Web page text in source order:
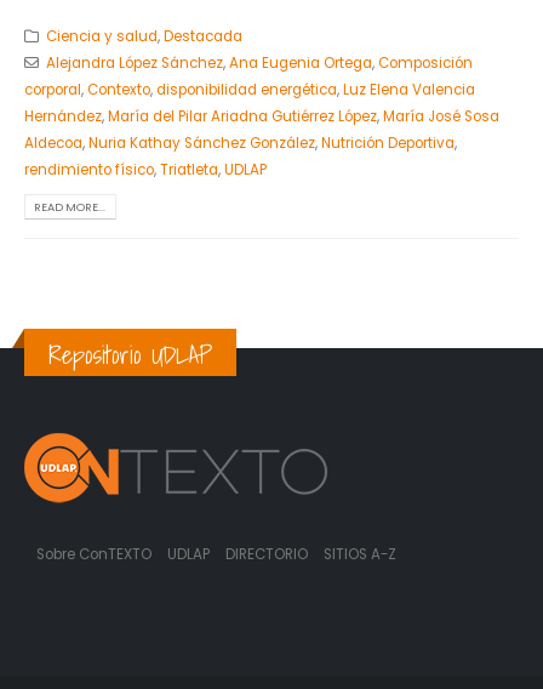
Ciencia y salud,Destacada
Alejandra López Sánchez,Ana Eugenia Ortega,Composición
corporal,Contexto,disponibilidad energética,Luz Elena Valencia
Hernández,María del Pilar Ariadna Gutiérrez López,María José Sosa
Aldecoa,Nuria Kathay Sánchez González,Nutrición Deportiva,
rendimiento físico,Triatleta,UDLAP
READ MORE...
Repositorio UDLAP
Sobre ConTEXTO UDLAP DIRECTORIO SITIOS A-Z